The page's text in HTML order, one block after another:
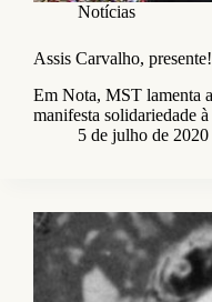
Notícias
Assis Carvalho, presente!
Em Nota, MST lamenta
manifesta solidariedade
5 de julho de 2020